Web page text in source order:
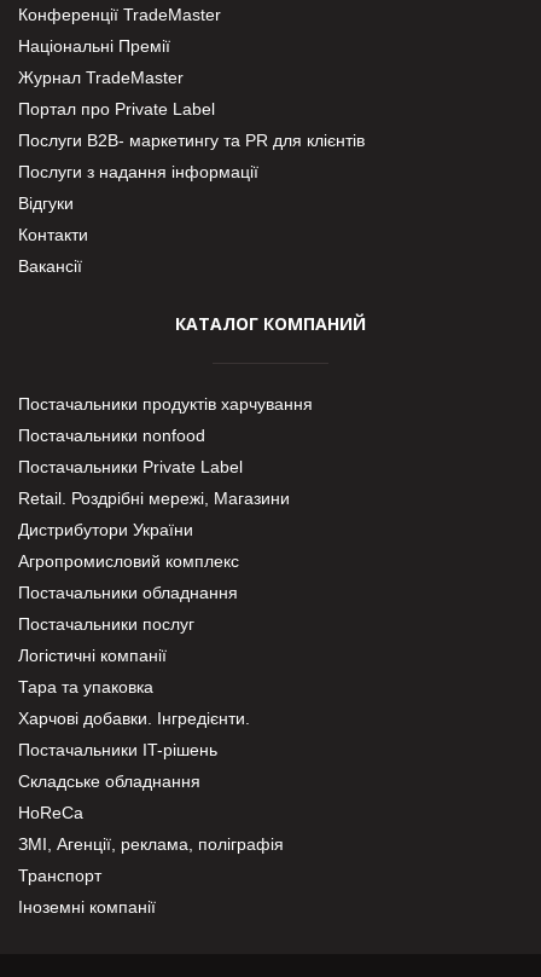
Конференції TradeMaster
Національні Премії
Журнал TradeMaster
Портал про Private Label
Послуги В2В- маркетингу та PR для клієнтів
Послуги з надання інформації
Відгуки
Контакти
Вакансії
КАТАЛОГ КОМПАНИЙ
Постачальники продуктів харчування
Постачальники nonfood
Постачальники Private Label
Retail. Роздрібні мережі, Магазини
Дистрибутори України
Агропромисловий комплекс
Постачальники обладнання
Постачальники послуг
Логістичні компанії
Тара та упаковка
Харчові добавки. Інгредієнти.
Постачальники IT-рішень
Складське обладнання
HoReCa
ЗМІ, Агенції, реклама, поліграфія
Транспорт
Іноземні компанії